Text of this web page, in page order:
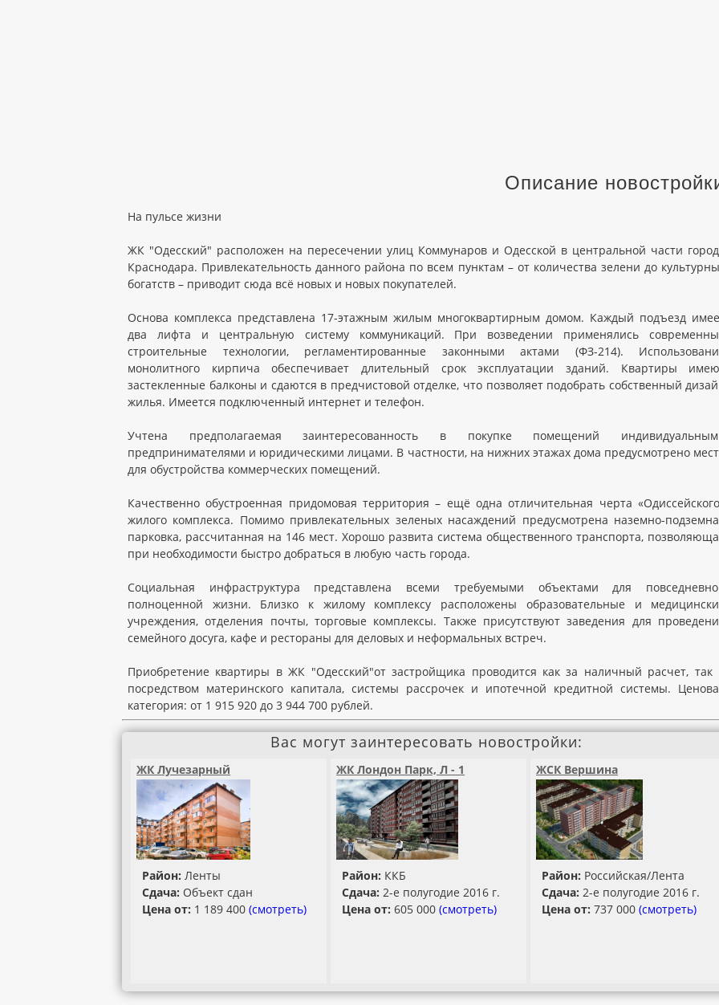
Описание
На пульсе жизни
ЖК "Одесский" расположен на пересечении улиц Коммунаров и Одесской в центральной части
Краснодара. Привлекательность данного района по всем пунктам – от количества зелени до
богатств – приводит сюда всё новых и новых покупателей.
Основа комплекса представлена 17-этажным жилым многоквартирным домом. Каждый подъезд
два лифта и центральную систему коммуникаций. При возведении применялись
строительные технологии, регламентированные законными актами (ФЗ-214).
монолитного кирпича обеспечивает длительный срок эксплуатации зданий. Квартиры
застекленные балконы и сдаются в предчистовой отделке, что позволяет подобрать собственный
жилья. Имеется подключенный интернет и телефон.
Учтена предполагаемая заинтересованность в покупке помещений
предпринимателями и юридическими лицами. В частности, на нижних этажах дома предусмотрено
для обустройства коммерческих помещений.
Качественно обустроенная придомовая территория – ещё одна отличительная черта
жилого комплекса. Помимо привлекательных зеленых насаждений предусмотрена наземно-
парковка, рассчитанная на 146 мест. Хорошо развита система общественного транспорта,
при необходимости быстро добраться в любую часть города.
Социальная инфраструктура представлена всеми требуемыми объектами для
полноценной жизни. Близко к жилому комплексу расположены образовательные и
учреждения, отделения почты, торговые комплексы. Также присутствуют заведения для
семейного досуга, кафе и рестораны для деловых и неформальных встреч.
Приобретение квартиры в ЖК "Одесский"от застройщика проводится как за наличный расчет, так
посредством материнского капитала, системы рассрочек и ипотечной кредитной системы.
категория: от 1 915 920 до 3 944 700 рублей.
Вас могут заинтересовать новостройки:
ЖК Лучезарный
Район: Ленты
Сдача: Объект сдан
Цена от: 1 189 400(смотреть)
ЖК Лондон Парк, Л - 1
Район: ККБ
Сдача: 2-е полугодие 2016 г.
Цена от: 605 000(смотреть)
ЖСК Вершина
Район: Российская/Лента
Сдача: 2-е полугодие 2016 г.
Цена от: 737 000(смотреть)